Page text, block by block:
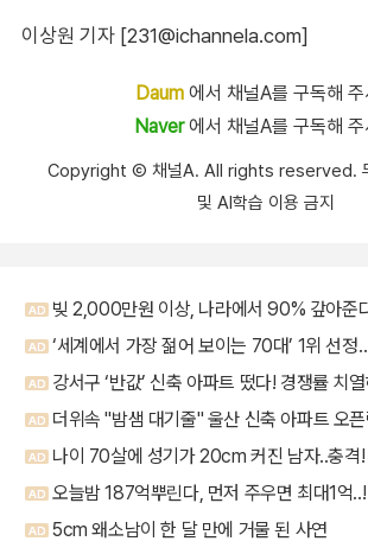
이상원 기자 [231@ichannela.com]
Daum에서 채널A를 구독해 주
Naver에서 채널A를 구독해 주
Copyright Ⓒ 채널A. All rights reserved.
및 AI학습 이용 금지